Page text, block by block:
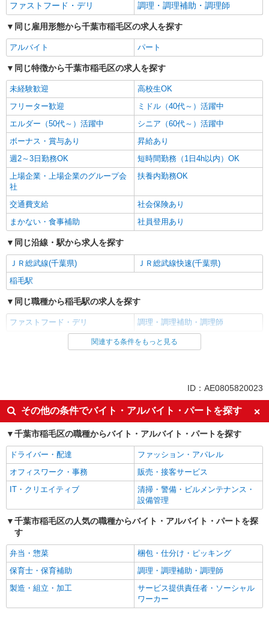
ファストフード・デリ
調理・調理補助・調理師
同じ雇用形態から千葉市稲毛区の求人を探す
アルバイト パート
同じ特徴から千葉市稲毛区の求人を探す
未経験歓迎
高校生OK
フリーター歓迎
ミドル（40代～）活躍中
エルダー（50代～）活躍中
シニア（60代～）活躍中
ボーナス・賞与あり
昇給あり
週2～3日勤務OK
短時間勤務（1日4h以内）OK
上場企業・上場企業のグループ会
社
扶養内勤務OK
交通費支給
社会保険あり
まかない・食事補助
社員登用あり
同じ沿線・駅から求人を探す
ＪＲ総武線(千葉県)
ＪＲ総武線快速(千葉県)
稲毛駅
同じ職種から稲毛駅の求人を探す
ファストフード・デリ 調理・調理補助・調理師
同じ雇用形態から稲毛駅の求人を探す
未経験歓迎
高校生OK
フリーター歓迎
ミドル（40代～）活躍中
エルダー（50代～）活躍中
シニア（60代～）活躍中
ボーナス・賞与あり
昇給あり
週2～3日勤務OK
短時間勤務（1日4h以内）OK
上場企業・上場企業のグループ会
扶養内勤務OK
交通費支給
社会保険あり
まかない・食事補助
同じ職種から求人を探す
飲食・フード
調理・調理補助・調理師
関連する条件をもっと見る
ID：AE0805820023
その他の条件でバイト・アルバイト・パートを探す
千葉市稲毛区の職種からバイト・アルバイト・パートを探す
ドライバー・配達
ファッション・アパレル
オフィスワーク・事務
販売・接客サービス
IT・クリエイティブ
清掃・警備・ビルメンテナンス・
設備管理
千葉市稲毛区の人気の職種からバイト・アルバイト・パートを探
す
弁当・惣菜
梱包・仕分け・ピッキング
保育士・保育補助
調理・調理補助・調理師
製造・組立・加工
サービス提供責任者・ソーシャル
ワーカー